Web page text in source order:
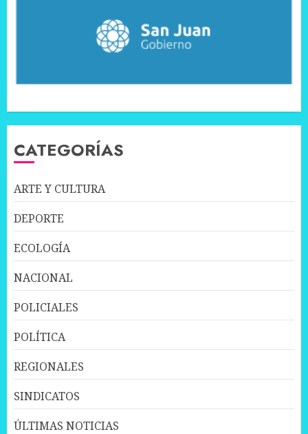
CATEGORÍAS
ARTE Y CULTURA
DEPORTE
ECOLOGÍA
NACIONAL
POLICIALES
POLÍTICA
REGIONALES
SINDICATOS
ÚLTIMAS NOTICIAS